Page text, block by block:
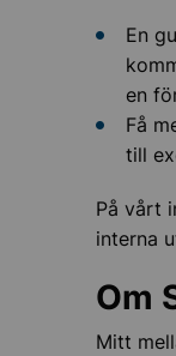
En
en
Få
till
På vårt
interna
Om
Mitt